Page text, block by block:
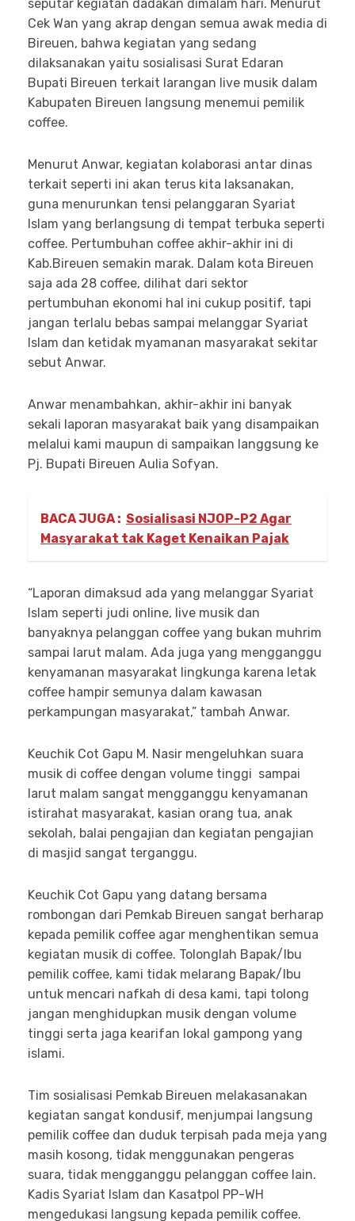
seputar kegiatan dadakan dimalam hari. Menurut
Cek Wan yang akrap dengan semua awak media di
Bireuen, bahwa kegiatan yang sedang
dilaksanakan yaitu sosialisasi Surat Edaran
Bupati Bireuen terkait larangan live musik dalam
Kabupaten Bireuen langsung menemui pemilik
coffee.
Menurut Anwar, kegiatan kolaborasi antar dinas
terkait seperti ini akan terus kita laksanakan,
guna menurunkan tensi pelanggaran Syariat
Islam yang berlangsung di tempat terbuka seperti
coffee. Pertumbuhan coffee akhir-akhir ini di
Kab.Bireuen semakin marak. Dalam kota Bireuen
saja ada 28 coffee, dilihat dari sektor
pertumbuhan ekonomi hal ini cukup positif, tapi
jangan terlalu bebas sampai melanggar Syariat
Islam dan ketidak myamanan masyarakat sekitar
sebut Anwar.
Anwar menambahkan, akhir-akhir ini banyak
sekali laporan masyarakat baik yang disampaikan
melalui kami maupun di sampaikan langgsung ke
Pj. Bupati Bireuen Aulia Sofyan.
BACA JUGA : Sosialisasi NJOP-P2 Agar
Masyarakat tak Kaget Kenaikan Pajak
“Laporan dimaksud ada yang melanggar Syariat
Islam seperti judi online, live musik dan
banyaknya pelanggan coffee yang bukan muhrim
sampai larut malam. Ada juga yang mengganggu
kenyamanan masyarakat lingkunga karena letak
coffee hampir semunya dalam kawasan
perkampungan masyarakat,” tambah Anwar.
Keuchik Cot Gapu M. Nasir mengeluhkan suara
musik di coffee dengan volume tinggi sampai
larut malam sangat mengganggu kenyamanan
istirahat masyarakat, kasian orang tua, anak
sekolah, balai pengajian dan kegiatan pengajian
di masjid sangat terganggu.
Keuchik Cot Gapu yang datang bersama
rombongan dari Pemkab Bireuen sangat berharap
kepada pemilik coffee agar menghentikan semua
kegiatan musik di coffee. Tolonglah Bapak/Ibu
pemilik coffee, kami tidak melarang Bapak/Ibu
untuk mencari nafkah di desa kami, tapi tolong
jangan menghidupkan musik dengan volume
tinggi serta jaga kearifan lokal gampong yang
islami.
Tim sosialisasi Pemkab Bireuen melakasanakan
kegiatan sangat kondusif, menjumpai langsung
pemilik coffee dan duduk terpisah pada meja yang
masih kosong, tidak menggunakan pengeras
suara, tidak mengganggu pelanggan coffee lain.
Kadis Syariat Islam dan Kasatpol PP-WH
mengedukasi langsung kepada pemilik coffee.